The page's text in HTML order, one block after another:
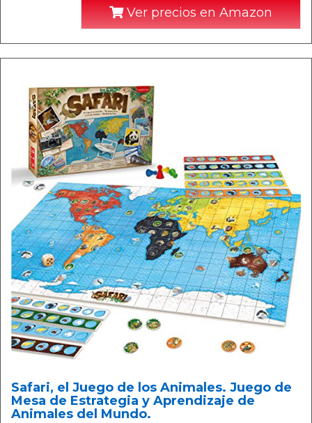
Ver precios en Amazon
Safari, el Juego de los Animales. Juego de
Mesa de Estrategia y Aprendizaje de
Animales del Mundo.